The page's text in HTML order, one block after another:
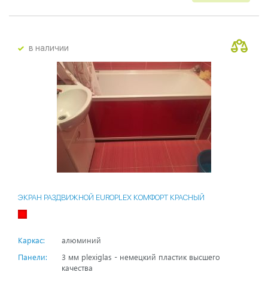
в наличии
ЭКРАН РАЗДВИЖНОЙ EUROPLEX КОМФОРТ КРАСНЫЙ
Каркас:
алюминий
Панели:
3 мм plexiglas - немецкий пластик высшего
качества